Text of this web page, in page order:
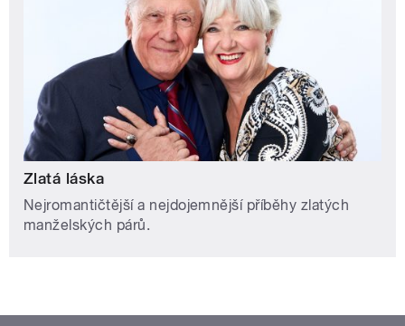
Zlatá láska
Nejromantičtější a nejdojemnější příběhy zlatých
manželských párů.